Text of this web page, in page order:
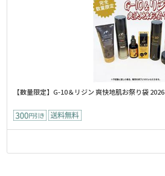
【数量限定】G-10＆リジン 爽快地肌お祭り袋 2026